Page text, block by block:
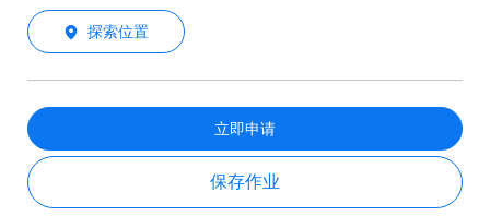
探索位置
立即申请
保存作业